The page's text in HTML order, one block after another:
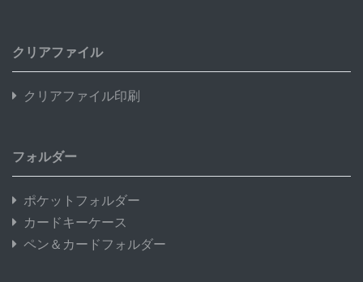
クリアファイル
クリアファイル印刷
フォルダー
ポケットフォルダー
カードキーケース
ペン＆カードフォルダー